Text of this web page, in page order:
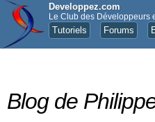
Developpez.com
Le Club des Développeurs
Tutoriels Forums
Blog de